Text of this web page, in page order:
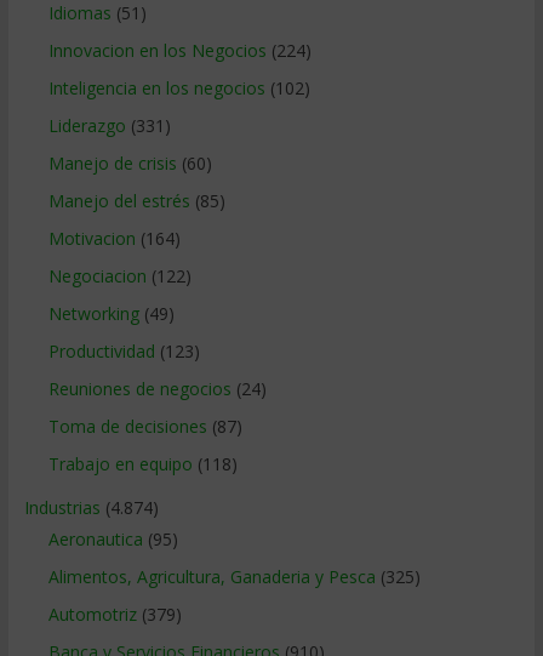
Idiomas (51)
Innovacion en los Negocios (224)
Inteligencia en los negocios (102)
Liderazgo (331)
Manejo de crisis (60)
Manejo del estrés (85)
Motivacion (164)
Negociacion (122)
Networking(49)
Productividad (123)
Reuniones de negocios (24)
Toma de decisiones (87)
Trabajo en equipo (118)
Industrias (4.874)
Aeronautica (95)
Alimentos, Agricultura, Ganaderia y Pesca (325)
Automotriz(379)